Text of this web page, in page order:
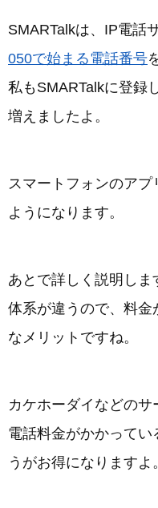
SMARTalkは、IP電話
050で始まる電話番号
私もSMARTalkに登録
増えましたよ。
スマートフォンのア
ようになります。
あとで詳しく説明し
体系が違うので、料金
なメリットですね。
カケホーダイなどの
電話料金がかかってい
うがお得になりますよ。